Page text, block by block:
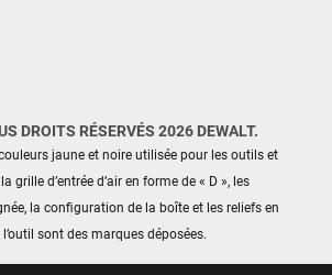
DROITS RÉSERVÉS 2026 DEWALT.
jaune et noire utilisée pour les outils et
grille d’entrée d’air en forme de « D », les
la configuration de la boîte et les reliefs en
sont des marques déposées.